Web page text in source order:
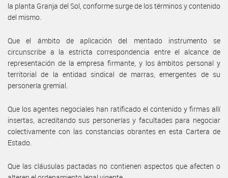
la planta Granja del Sol, conforme surge de los términos y contenido
del mismo.
Que el ámbito de aplicación del mentado instrumento se
circunscribe a la estricta correspondencia entre el alcance de
representación de la empresa firmante, y los ámbitos personal y
territorial de la entidad sindical de marras, emergentes de su
personería gremial.
Que los agentes negociales han ratificado el contenido y firmas allí
insertas, acreditando sus personerías y facultades para negociar
colectivamente con las constancias obrantes en esta Cartera de
Estado.
Que las cláusulas pactadas no contienen aspectos que afecten o